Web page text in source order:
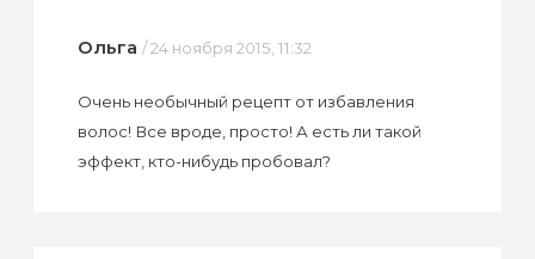
Ольга / 24 ноября 2015, 11:32
Очень необычный рецепт от избавления
волос! Все вроде, просто! А есть ли такой
эффект, кто-нибудь пробовал?